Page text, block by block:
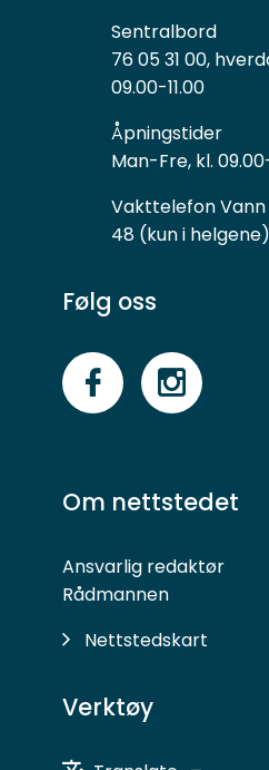
Sentralbord
76 05 31 00,
09.00-11.00
Åpningstider
Man-Fre, kl.
Vakttelefon Vann
48 (kun i helgene)
Følg oss
FacebookInstagram
Om nettstedet
Ansvarlig redaktør
Rådmannen
Nettstedskart
Verktøy